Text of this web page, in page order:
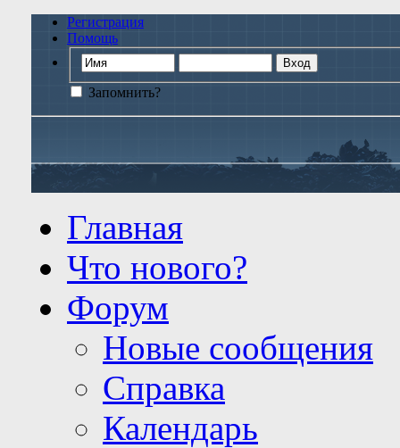
Регистрация
Помощь
Запомнить?
Главная
Что нового?
Форум
Новые сообщения
Справка
Календарь